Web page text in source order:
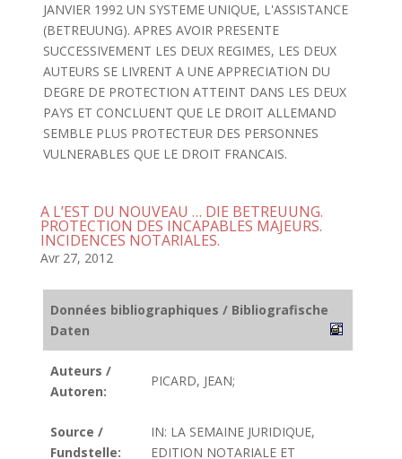
JANVIER 1992 UN SYSTEME UNIQUE, L'ASSISTANCE
(BETREUUNG). APRES AVOIR PRESENTE
SUCCESSIVEMENT LES DEUX REGIMES, LES DEUX
AUTEURS SE LIVRENT A UNE APPRECIATION DU
DEGRE DE PROTECTION ATTEINT DANS LES DEUX
PAYS ET CONCLUENT QUE LE DROIT ALLEMAND
SEMBLE PLUS PROTECTEUR DES PERSONNES
VULNERABLES QUE LE DROIT FRANCAIS.
A L’EST DU NOUVEAU … DIE BETREUUNG.
PROTECTION DES INCAPABLES MAJEURS.
INCIDENCES NOTARIALES.
Avr 27, 2012
Données bibliographiques / Bibliografische
Daten
Auteurs /
Autoren:
PICARD, JEAN;
Source /
Fundstelle:
IN: LA SEMAINE JURIDIQUE,
EDITION NOTARIALE ET